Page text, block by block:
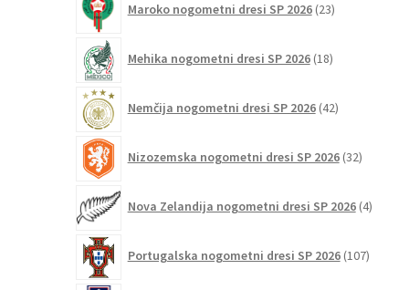
Maroko nogometni dresi SP 2026 23izdelkov
Mehika nogometni dresi SP 2026 18izdelkov
Nemčija nogometni dresi SP 2026 42izdelkov
Nizozemska nogometni dresi SP 2026 32izdelkov
Nova Zelandija nogometni dresi SP 2026 4izdelki
Portugalska nogometni dresi SP 2026 107